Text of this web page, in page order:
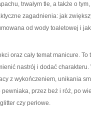
trwałym tle, a także o
zagadnienia: jak
od wody toaletowej i
oraz cały temat manicure.
nastrój i dodać
z wykończeniem, unikania
przez beż i róż, po
czy perłowe.